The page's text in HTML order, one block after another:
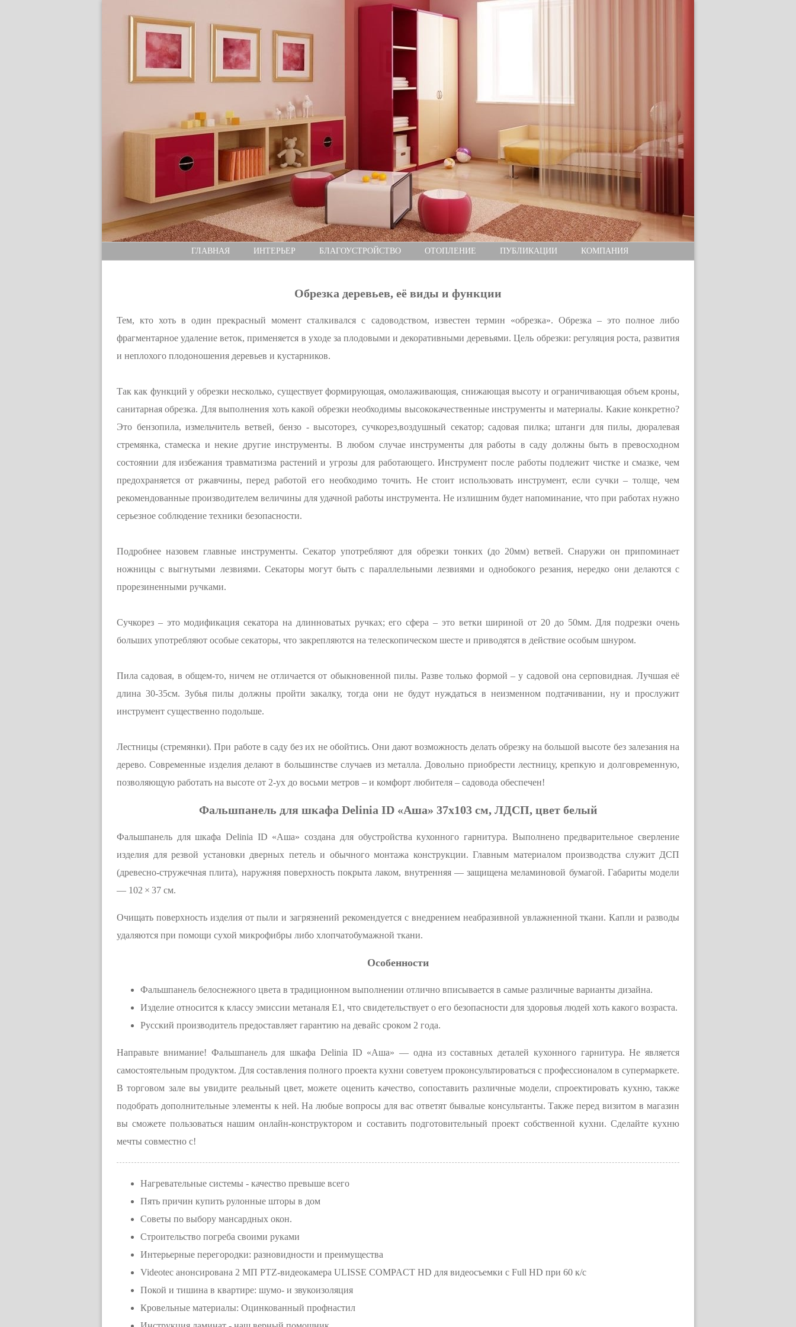
ГЛАВНАЯ ИНТЕРЬЕР БЛАГОУСТРОЙСТВО ОТОПЛЕНИЕ ПУБЛИКАЦИИ КОМПАНИЯ
Обрезка деревьев, её виды и функции
Тем, кто хоть в один прекрасный момент сталкивался с садоводством, известен термин «обрезка». Обрезка – это полное либо
фрагментарное удаление веток, применяется в уходе за плодовыми и декоративными деревьями. Цель обрезки: регуляция роста, развития
и неплохого плодоношения деревьев и кустарников.
Так как функций у обрезки несколько, существует формирующая, омолаживающая, снижающая высоту и ограничивающая объем кроны,
санитарная обрезка. Для выполнения хоть какой обрезки необходимы высококачественные инструменты и материалы. Какие конкретно?
Это бензопила, измельчитель ветвей, бензо - высоторез, сучкорез,воздушный секатор; садовая пилка; штанги для пилы, дюралевая
стремянка, стамеска и некие другие инструменты. В любом случае инструменты для работы в саду должны быть в превосходном
состоянии для избежания травматизма растений и угрозы для работающего. Инструмент после работы подлежит чистке и смазке, чем
предохраняется от ржавчины, перед работой его необходимо точить. Не стоит использовать инструмент, если сучки – толще, чем
рекомендованные производителем величины для удачной работы инструмента. Не излишним будет напоминание, что при работах нужно
серьезное соблюдение техники безопасности.
Подробнее назовем главные инструменты. Секатор употребляют для обрезки тонких (до 20мм) ветвей. Снаружи он припоминает
ножницы с выгнутыми лезвиями. Секаторы могут быть с параллельными лезвиями и однобокого резания, нередко они делаются с
прорезиненными ручками.
Сучкорез – это модификация секатора на длинноватых ручках; его сфера – это ветки шириной от 20 до 50мм. Для подрезки очень
больших употребляют особые секаторы, что закрепляются на телескопическом шесте и приводятся в действие особым шнуром.
Пила садовая, в общем-то, ничем не отличается от обыкновенной пилы. Разве только формой – у садовой она серповидная. Лучшая её
длина 30-35см. Зубья пилы должны пройти закалку, тогда они не будут нуждаться в неизменном подтачивании, ну и прослужит
инструмент существенно подольше.
Лестницы (стремянки). При работе в саду без их не обойтись. Они дают возможность делать обрезку на большой высоте без залезания на
дерево. Современные изделия делают в большинстве случаев из металла. Довольно приобрести лестницу, крепкую и долговременную,
позволяющую работать на высоте от 2-ух до восьми метров – и комфорт любителя – садовода обеспечен!
Фальшпанель для шкафа Delinia ID «Аша» 37x103 см, ЛДСП, цвет белый
Фальшпанель для шкафа Delinia ID «Аша» создана для обустройства кухонного гарнитура. Выполнено предварительное сверление
изделия для резвой установки дверных петель и обычного монтажа конструкции. Главным материалом производства служит ДСП
(древесно-стружечная плита), наружняя поверхность покрыта лаком, внутренняя — защищена меламиновой бумагой. Габариты модели
— 102 × 37 см.
Очищать поверхность изделия от пыли и загрязнений рекомендуется с внедрением неабразивной увлажненной ткани. Капли и разводы
удаляются при помощи сухой микрофибры либо хлопчатобумажной ткани.
Особенности
Фальшпанель белоснежного цвета в традиционном выполнении отлично вписывается в самые различные варианты дизайна.
Изделие относится к классу эмиссии метаналя E1, что свидетельствует о его безопасности для здоровья людей хоть какого возраста.
Русский производитель предоставляет гарантию на девайс сроком 2 года.
Направьте внимание! Фальшпанель для шкафа Delinia ID «Аша» — одна из составных деталей кухонного гарнитура. Не является
самостоятельным продуктом. Для составления полного проекта кухни советуем проконсультироваться с профессионалом в супермаркете.
В торговом зале вы увидите реальный цвет, можете оценить качество, сопоставить различные модели, спроектировать кухню, также
подобрать дополнительные элементы к ней. На любые вопросы для вас ответят бывалые консультанты. Также перед визитом в магазин
вы сможете пользоваться нашим онлайн-конструктором и составить подготовительный проект собственной кухни. Сделайте кухню
мечты совместно с!
Нагревательные системы - качество превыше всего
Пять причин купить рулонные шторы в дом
Советы по выбору мансардных окон.
Строительство погреба своими руками
Интерьерные перегородки: разновидности и преимущества
Videotec анонсирована 2 МП PTZ-видеокамера ULISSE COMPACT HD для видеосъемки с Full HD при 60 к/с
Покой и тишина в квартире: шумо- и звукоизоляция
Кровельные материалы: Оцинкованный профнастил